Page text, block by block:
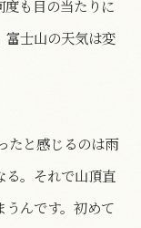
も目の当たりに
富士山の天気は変
たと感じるのは雨
る。それで山頂直
んです。初めて